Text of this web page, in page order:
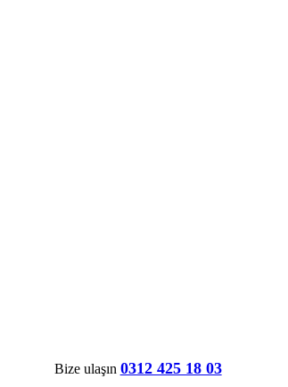
Bize ulaşın 0312 425 18 03